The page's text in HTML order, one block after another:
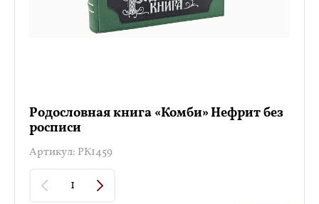
Родословная книга «Комби» Нефрит без
росписи
Артикул: РК1459